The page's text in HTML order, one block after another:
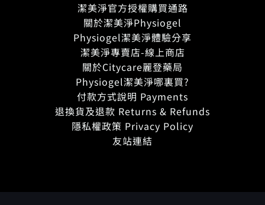
潔美淨官方授權購買通路
關於潔美淨Physiogel
Physiogel潔美淨體驗分享
潔美淨專賣店-線上商店
關於Citycare麗登藥局
Physiogel潔美淨哪裏買?
付款方式說明 Payments
退換貨及退款 Returns & Refunds
隱私權政策 Privacy Policy
友站連結